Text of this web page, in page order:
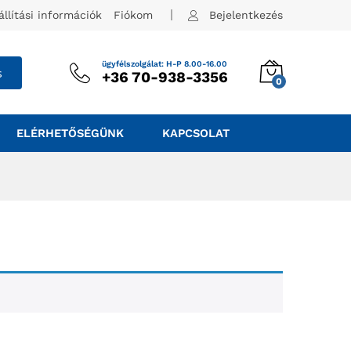
információk Fiókom Bejelentkezés
ügyfélszolgálat: H-P 8.00-16.00
+36 70-938-3356 0
ELÉRHETŐSÉGÜNK KAPCSOLAT